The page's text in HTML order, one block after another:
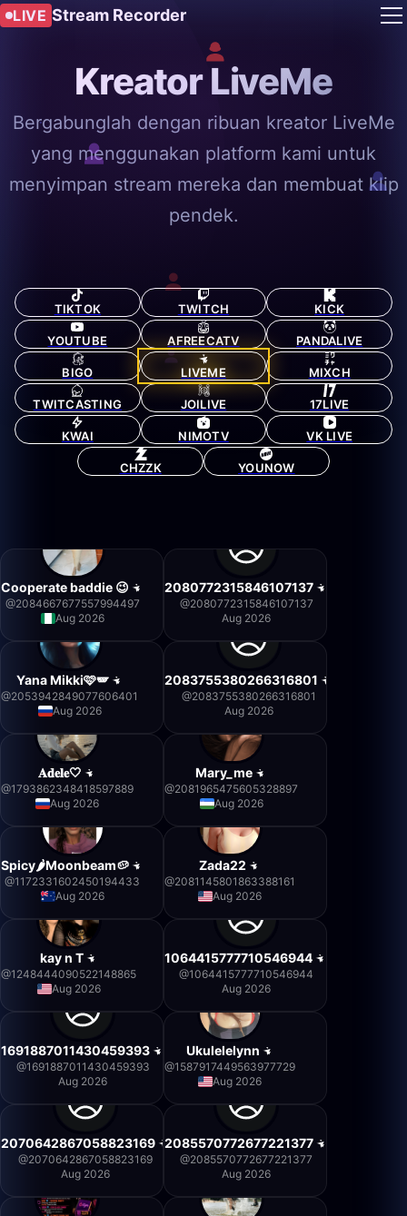
LIVE Stream Recorder
Kreator LiveMe
Bergabunglah dengan ribuan kreator LiveMe
yang menggunakan platform kami untuk
menyimpan stream mereka dan membuat klip
pendek.
TIKTOK TWITCH KICK
YOUTUBE AFREECATV PANDALIVE
BIGO LIVEME MIXCH
TWITCASTING JOILIVE 17LIVE
KWAI NIMOTV VK LIVE
CHZZK YOUNOW
Cooperate baddie 😉
@2084667677557994497
Aug 2026
2080772315846107137
@2080772315846107137
Aug 2026
Yana Mikki🩷🪽
@2053942849077606401
Aug 2026
2083755380266316801
@2083755380266316801
Aug 2026
𝐀𝐝𝐞𝐥𝐞🤍
@1793862348418597889
Aug 2026
Mary_me
@2081965475605328897
Aug 2026
Spicy🌶Moonbeam🥔
@1172331602450194433
Aug 2026
Zada22
@2081145801863388161
Aug 2026
kay n T
@1248444090522148865
Aug 2026
1064415777710546944
@1064415777710546944
Aug 2026
1691887011430459393
@1691887011430459393
Aug 2026
Ukulelelynn
@1587917449563977729
Aug 2026
2070642867058823169
@2070642867058823169
Aug 2026
2085570772677221377
@2085570772677221377
Aug 2026